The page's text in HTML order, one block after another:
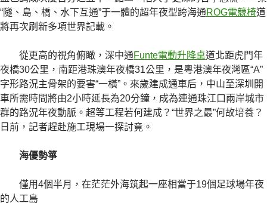
“隧、島、橋、水下互通”于一體的超年夜型跨海通ROG電競椅道
將再次刷新多項世界記載。
從更高的視角俯瞰，深中通Funte電動升降桌道北距虎門年
夜橋30公里，南距港珠澳年夜橋31公里，是粵港澳年夜灣區“A”
字形路況主骨架的要害“一橫”。來歲建成通車后，中山至深圳開
車所需時間將由2小時延長為20分鐘，成為連通珠江口兩岸城市
群的路況年夜動脈。超等工程若何建成？“世界之最”何故培養？
日前，記者趕赴施工現場一探討竟。
海優勢箏
僅用4個半月，在茫茫外海筑起一座相當于19個足球場年夜
的人工島